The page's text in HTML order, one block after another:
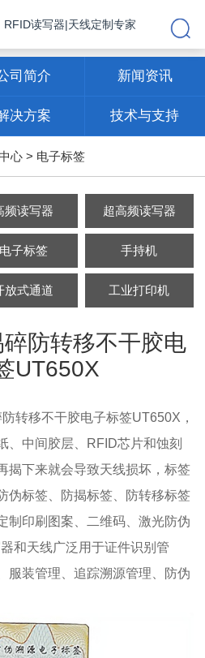
RFID读写器|天线定制专家
司简介 新闻资讯
决方案 技术与支持
心> 电子标签
频读写器 超高频读写器
电子标签 手持机
放式通道 工业打印机
防转移不干胶电
UT650X
转移不干胶电子标签UT650X，
、中间胶层、RFID芯片和蚀刻
揭下来就会导致天线损坏，标签
伪标签、防揭标签、防转移标签
制印刷图案、二维码、激光防伪
和天线广泛用于证件识别管
服装管理、追踪溯源管理、防伪